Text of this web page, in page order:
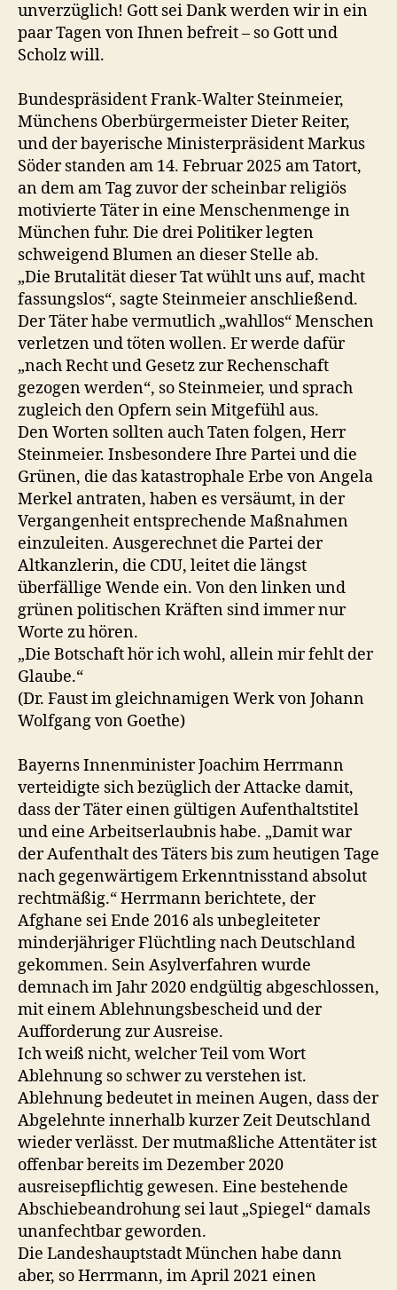
unverzüglich! Gott sei Dank werden wir in ein
paar Tagen von Ihnen befreit – so Gott und
Scholz will.
Bundespräsident Frank-Walter Steinmeier,
Münchens Oberbürgermeister Dieter Reiter,
und der bayerische Ministerpräsident Markus
Söder standen am 14. Februar 2025 am Tatort,
an dem am Tag zuvor der scheinbar religiös
motivierte Täter in eine Menschenmenge in
München fuhr. Die drei Politiker legten
schweigend Blumen an dieser Stelle ab.
„Die Brutalität dieser Tat wühlt uns auf, macht
fassungslos“, sagte Steinmeier anschließend.
Der Täter habe vermutlich „wahllos“ Menschen
verletzen und töten wollen. Er werde dafür
„nach Recht und Gesetz zur Rechenschaft
gezogen werden“, so Steinmeier, und sprach
zugleich den Opfern sein Mitgefühl aus.
Den Worten sollten auch Taten folgen, Herr
Steinmeier. Insbesondere Ihre Partei und die
Grünen, die das katastrophale Erbe von Angela
Merkel antraten, haben es versäumt, in der
Vergangenheit entsprechende Maßnahmen
einzuleiten. Ausgerechnet die Partei der
Altkanzlerin, die CDU, leitet die längst
überfällige Wende ein. Von den linken und
grünen politischen Kräften sind immer nur
Worte zu hören.
„Die Botschaft hör ich wohl, allein mir fehlt der
Glaube.“
(Dr. Faust im gleichnamigen Werk von Johann
Wolfgang von Goethe)
Bayerns Innenminister Joachim Herrmann
verteidigte sich bezüglich der Attacke damit,
dass der Täter einen gültigen Aufenthaltstitel
und eine Arbeitserlaubnis habe. „Damit war
der Aufenthalt des Täters bis zum heutigen Tage
nach gegenwärtigem Erkenntnisstand absolut
rechtmäßig.“ Herrmann berichtete, der
Afghane sei Ende 2016 als unbegleiteter
minderjähriger Flüchtling nach Deutschland
gekommen. Sein Asylverfahren wurde
demnach im Jahr 2020 endgültig abgeschlossen,
mit einem Ablehnungsbescheid und der
Aufforderung zur Ausreise.
Ich weiß nicht, welcher Teil vom Wort
Ablehnung so schwer zu verstehen ist.
Ablehnung bedeutet in meinen Augen, dass der
Abgelehnte innerhalb kurzer Zeit Deutschland
wieder verlässt. Der mutmaßliche Attentäter ist
offenbar bereits im Dezember 2020
ausreisepflichtig gewesen. Eine bestehende
Abschiebeandrohung sei laut „Spiegel“ damals
unanfechtbar geworden.
Die Landeshauptstadt München habe dann
aber, so Herrmann, im April 2021 einen